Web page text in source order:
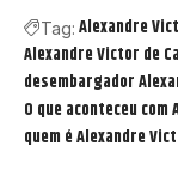
Tag: Alexandre
Alexandre Victor de
desembargador
O que aconteceu
quem é Alexandre